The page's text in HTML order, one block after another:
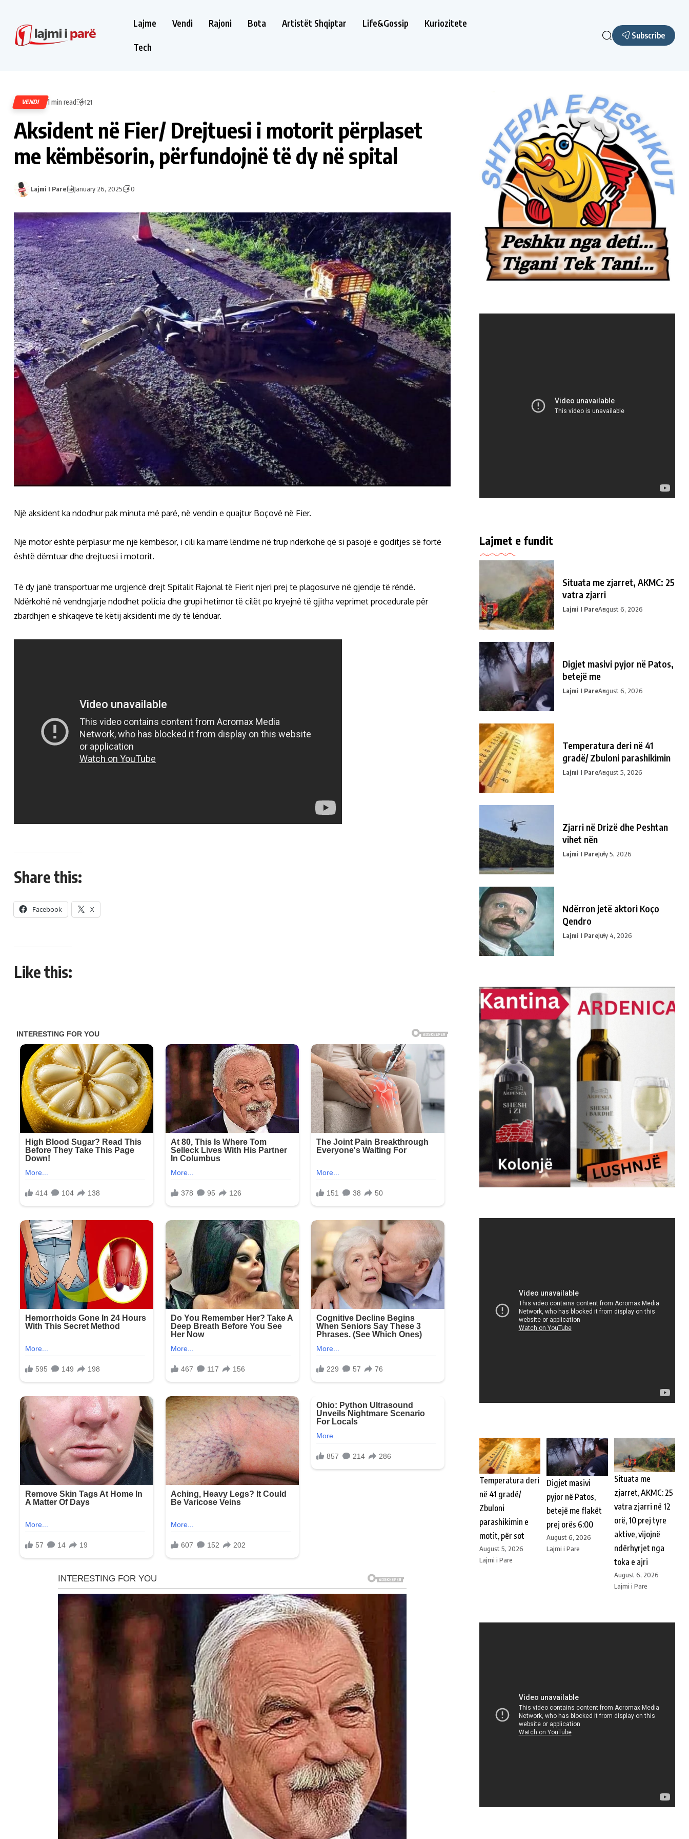
Lajme Vendi Rajoni Bota Artistët Shqiptar Life&Gossip Kuriozitete
Tech
Subscribe
VENDI 1 min read 121
Aksident në Fier/ Drejtuesi i motorit përplaset
me këmbësorin, përfundojnë të dy në spital
Lajmi I Pare January 26, 2025 0
Një aksident ka ndodhur pak minuta më parë, në vendin e quajtur Boçovë në Fier.
Një motor është përplasur me një këmbësor, i cili ka marrë lëndime në trup ndërkohë që si pasojë e goditjes së fortë
është dëmtuar dhe drejtuesi i motorit.
Të dy janë transportuar me urgjencë drejt Spitalit Rajonal të Fierit njeri prej te plagosurve në gjendje të rëndë.
Ndërkohë në vendngjarje ndodhet policia dhe grupi hetimor të cilët po kryejnë të gjitha veprimet procedurale për
zbardhjen e shkaqeve të këtij aksidenti me dy të lënduar.
Share this:
Facebook X
Like this:
Lajmet e fundit
Situata me zjarret, AKMC: 25
vatra zjarri
Lajmi I PareAugust 6, 2026
Digjet masivi pyjor në Patos,
betejë me
Lajmi I PareAugust 6, 2026
Temperatura deri në 41
gradë/ Zbuloni parashikimin
Lajmi I PareAugust 5, 2026
Zjarri në Drizë dhe Peshtan
vihet nën
Lajmi I PareJuly 5, 2026
Ndërron jetë aktori Koço
Qendro
Lajmi I PareJuly 4, 2026
Temperatura deri
në 41 gradë/
Zbuloni
parashikimin e
motit, për sot
August 5, 2026
Lajmi i Pare
Digjet masivi
pyjor në Patos,
betejë me flakët
prej orës 6:00
August 6, 2026
Lajmi i Pare
Situata me
zjarret, AKMC: 25
vatra zjarri në 12
orë, 10 prej tyre
aktive, vijojnë
ndërhyrjet nga
toka e ajri
August 6, 2026
Lajmi i Pare